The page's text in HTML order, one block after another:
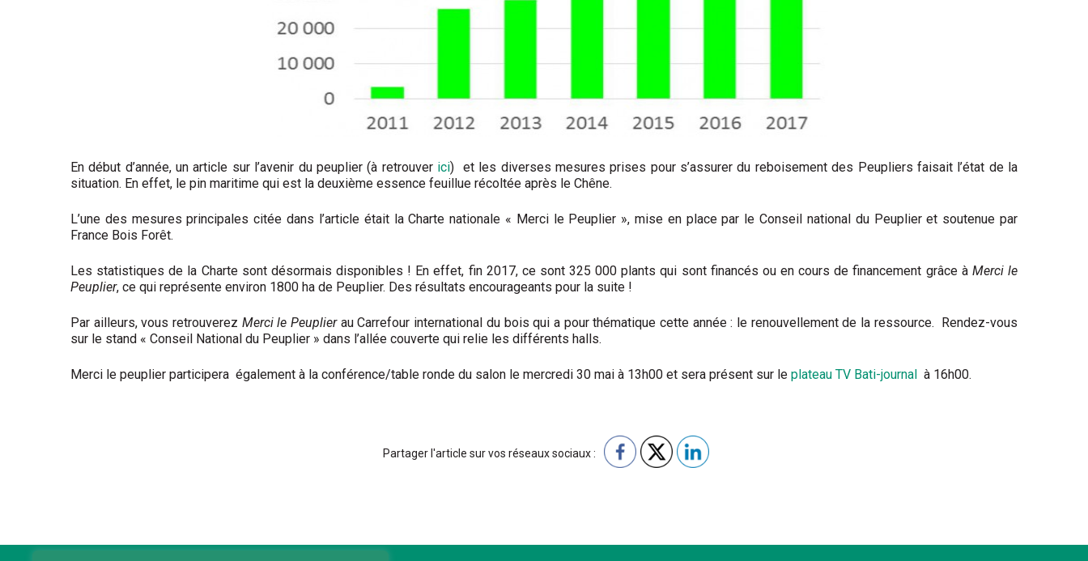
En début d’année, un article sur l’avenir du peuplier (à retrouver ici) et les diverses mesures prises pour s’assurer du reboisement des Peupliers faisait l’état de la
situation. En effet, le pin maritime qui est la deuxième essence feuillue récoltée après le Chêne.
L’une des mesures principales citée dans l’article était la Charte nationale « Merci le Peuplier », mise en place par le Conseil national du Peuplier et soutenue par
France Bois Forêt.
Les statistiques de la Charte sont désormais disponibles ! En effet, fin 2017, ce sont 325 000 plants qui sont financés ou en cours de financement grâce à Merci le
Peuplier, ce qui représente environ 1800 ha de Peuplier. Des résultats encourageants pour la suite !
Par ailleurs, vous retrouverez Merci le Peuplierau Carrefour international du bois qui a pour thématique cette année : le renouvellement de la ressource. Rendez-vous
sur le stand « Conseil National du Peuplier » dans l’allée couverte qui relie les différents halls.
Merci le peuplier participera également à la conférence/table ronde du salon le mercredi 30 mai à 13h00 et sera présent sur le plateau TV Bati-journal à 16h00.
Partager l'article sur vos réseaux sociaux :